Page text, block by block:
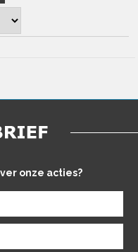
onze acties?